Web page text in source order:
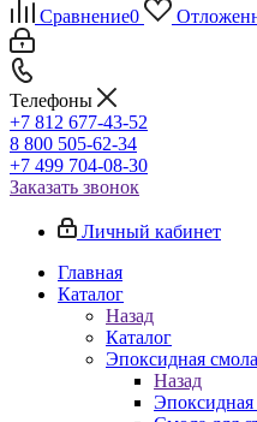
Сравнение0
Телефоны
+7 812 677-43-52
8 800 505-62-34
+7 499 704-08-30
Заказать звонок
Личный кабинет
Главная
Каталог
Назад
Каталог
Эпоксидная смола
Назад
Эпоксидная